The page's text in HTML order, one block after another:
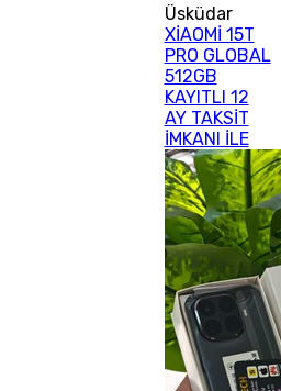
Üsküdar
XİAOMİ 15T
PRO GLOBAL
512GB
KAYITLI 12
AY TAKSİT
İMKANI İLE